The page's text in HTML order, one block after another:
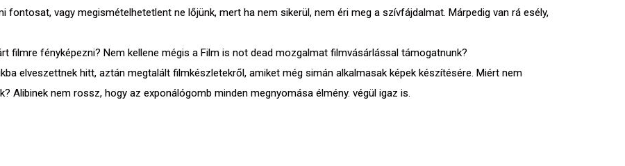
fontosat, vagy megismételhetetlent ne lőjünk, mert ha nem sikerül, nem éri meg a szívfájdalmat. Márpedig van rá esély,
filmre fényképezni? Nem kellene mégis a Film is not dead mozgalmat filmvásárlással támogatnunk?
elveszettnek hitt, aztán megtalált filmkészletekről, amiket még simán alkalmasak képek készítésére. Miért nem
Alibinek nem rossz, hogy az exponálógomb minden megnyomása élmény. végül igaz is.